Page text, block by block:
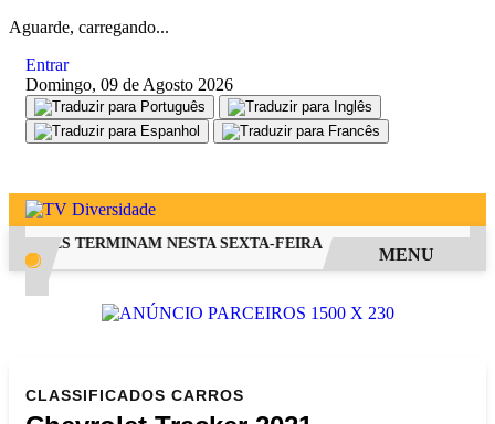
Aguarde, carregando...
Entrar
Domingo, 09 de Agosto 2026
FIES TERMINAM NESTA SEXTA-FEIRA SAIBA COMO PEDIR
MENU
CLASSIFICADOS CARROS